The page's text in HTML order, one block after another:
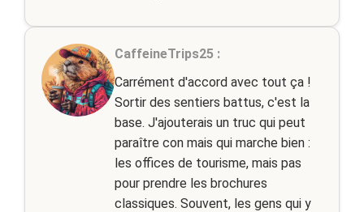
CaffeineTrips25 :
Carrément d'accord avec tout ça !
Sortir des sentiers battus, c'est la
base. J'ajouterais un truc qui peut
paraître con mais qui marche bien :
les offices de tourisme, mais pas
pour prendre les brochures
classiques. Souvent, les gens qui y